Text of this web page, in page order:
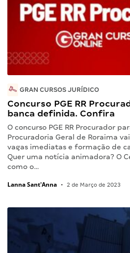
GRAN CURSOS JURÍDICO
Concurso PGE RR
banca definida. Confira
O concurso PGE RR Procurador
Procuradoria Geral de Roraima
vagas imediatas e formação de
Quer uma notícia animadora? O
como o…
Lanna Sant'Anna • 2 de Março de 2023